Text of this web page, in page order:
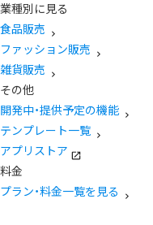
業種別に見る
食品販売
ファッション販売
雑貨販売
その他
開発中・提供予定の機能
テンプレート一覧
アプリストア
料金
プラン・料金一覧を見る